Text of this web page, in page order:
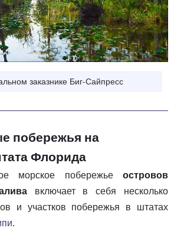
заказнике Биг-Сайпресс
побережья на
Флорида
морское побережье островов
включает в себя несколько
и участков побережья в штатах
.